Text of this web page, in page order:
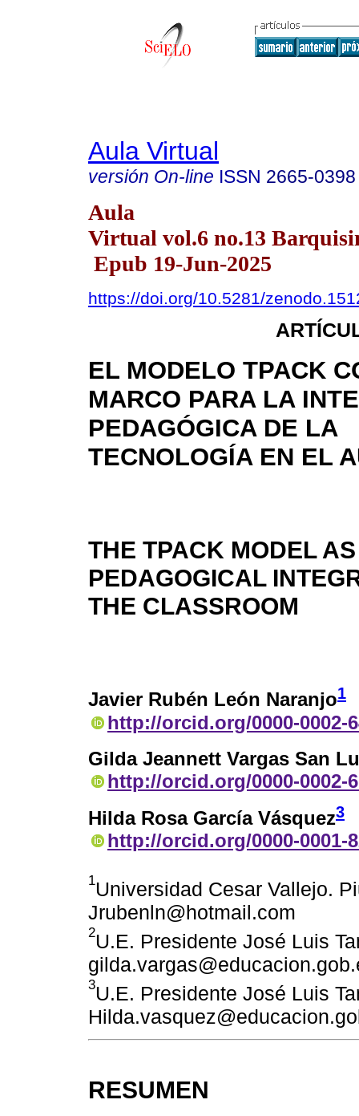
Aula Virtual
versión On-line ISSN 2665-0398
Aula
Virtual vol.6 no.13
Epub 19-Jun-2025
https://doi.org/10.5281/
EL MODELO TPACK
MARCO PARA LA
PEDAGÓGICA DE LA
TECNOLOGÍA EN EL
THE TPACK MODEL
PEDAGOGICAL
THE CLASSROOM
Javier Rubén León Naranjo1
http://orcid.org/0000-0002-
Gilda Jeannett Vargas San
http://orcid.org/0000-0002-
Hilda Rosa García Vásquez3
http://orcid.org/0000-0001-
1Universidad Cesar Vallejo.
Jrubenln@hotmail.com
2U.E. Presidente José Luis
3U.E. Presidente José Luis
RESUMEN